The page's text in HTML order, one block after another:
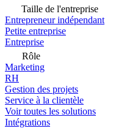
Taille de l'entreprise
Entrepreneur indépendant
Petite entreprise
Entreprise
Rôle
Marketing
RH
Gestion des projets
Service à la clientèle
Voir toutes les solutions
Intégrations